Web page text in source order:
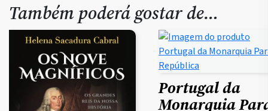
Também poderá gostar de…
Portugal da
Monarquia